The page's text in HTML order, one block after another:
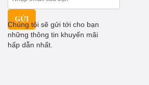
Chúng tôi sẽ gửi tới cho bạn
những thông tin khuyến mãi
hấp dẫn nhất.